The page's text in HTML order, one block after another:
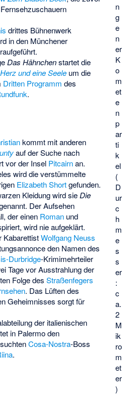
n
g
e
n
er
K
o
m
et
e
n
p
ar
ti
k
el
(
D
ur
c
h
m
e
s
s
er
:
c
a.
2
M
ik
ro
m
et
er
)
drittes Bühnenwerk
in den Münchener
Das Hähnchenstartet die
und eine Seeleum die
Dritten Programm des
.
kommt mit anderen
auf der Suche nach
vor der Insel Pitcairnan.
wird die verstümmelte
Elizabeth Shortgefunden.
Kleidung wird sieDie
Der Aufsehen
der einen Romanund
wird nie aufgeklärt.
KabarettistWolfgang Neuss
den Namen des
Durbridge-Krimimehrteiler
Tage vor Ausstrahlung der
Folge des Straßenfegers
. Das Lüften des
Geheimnisses sorgt für
der italienischen
in Palermo den
Cosa-Nostra-Boss
.